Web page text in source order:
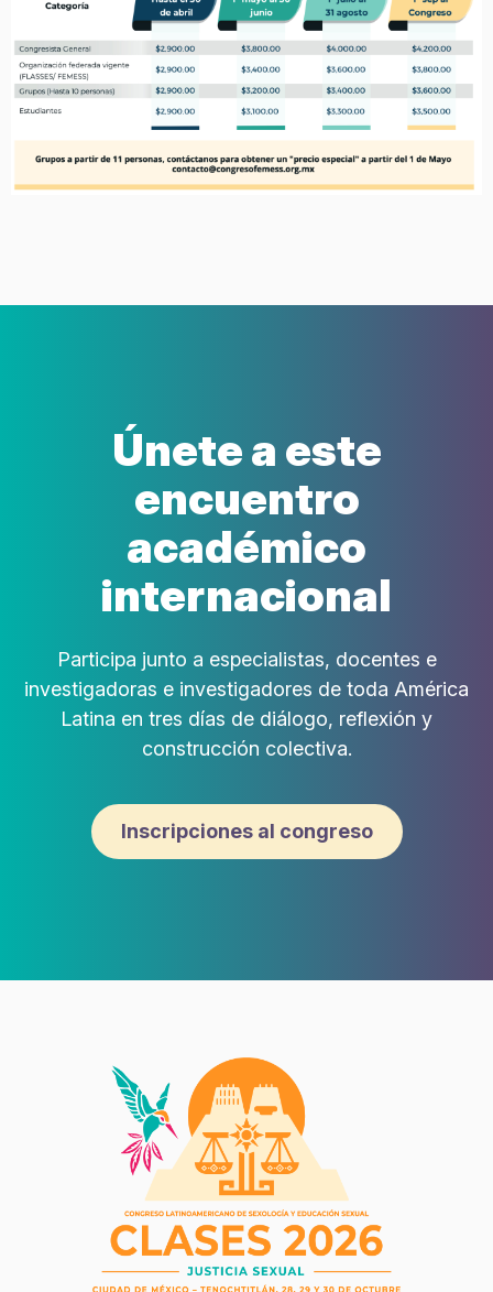
Únete a este
encuentro
académico
internacional
Participa junto a especialistas, docentes e
investigadoras e investigadores de toda América
Latina en tres días de diálogo, reflexión y
construcción colectiva.
Inscripciones al congreso